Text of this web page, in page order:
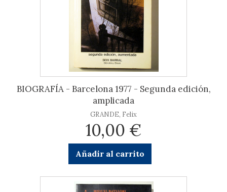
BIOGRAFÍA - Barcelona 1977 - Segunda edición,
amplicada
GRANDE, Felix
10,00 €
Añadir al carrito